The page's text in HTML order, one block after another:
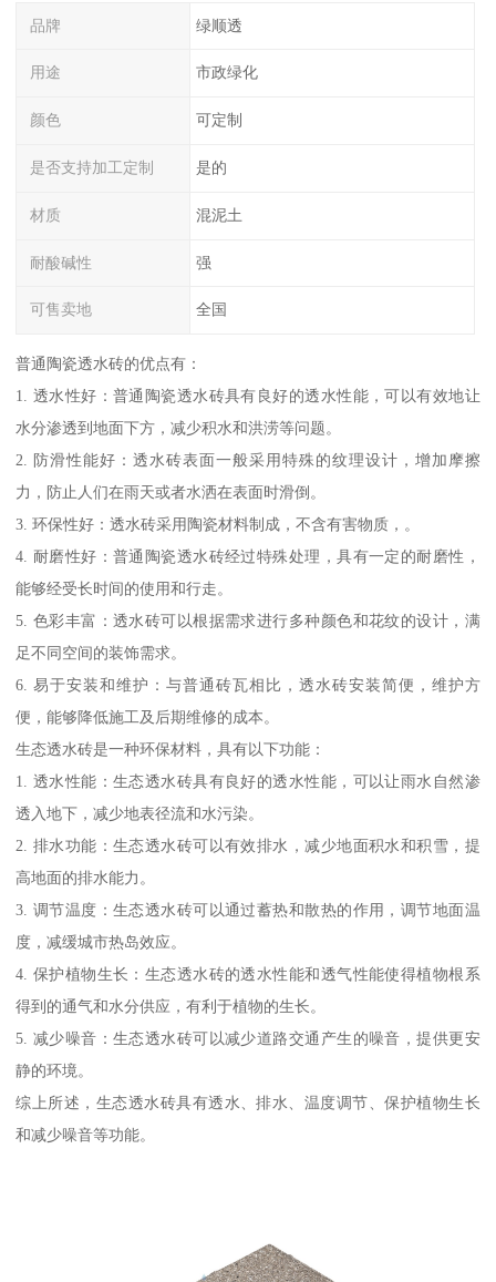
品牌 绿顺透
用途 市政绿化
颜色 可定制
是否支持加工定制 是的
材质 混泥土
耐酸碱性 强
可售卖地 全国
普通陶瓷透水砖的优点有：
1. 透水性好：普通陶瓷透水砖具有良好的透水性能，可以有效地让
水分渗透到地面下方，减少积水和洪涝等问题。
2. 防滑性能好：透水砖表面一般采用特殊的纹理设计，增加摩擦
力，防止人们在雨天或者水洒在表面时滑倒。
3. 环保性好：透水砖采用陶瓷材料制成，不含有害物质，。
4. 耐磨性好：普通陶瓷透水砖经过特殊处理，具有一定的耐磨性，
能够经受长时间的使用和行走。
5. 色彩丰富：透水砖可以根据需求进行多种颜色和花纹的设计，满
足不同空间的装饰需求。
6. 易于安装和维护：与普通砖瓦相比，透水砖安装简便，维护方
便，能够降低施工及后期维修的成本。
生态透水砖是一种环保材料，具有以下功能：
1. 透水性能：生态透水砖具有良好的透水性能，可以让雨水自然渗
透入地下，减少地表径流和水污染。
2. 排水功能：生态透水砖可以有效排水，减少地面积水和积雪，提
高地面的排水能力。
3. 调节温度：生态透水砖可以通过蓄热和散热的作用，调节地面温
度，减缓城市热岛效应。
4. 保护植物生长：生态透水砖的透水性能和透气性能使得植物根系
得到的通气和水分供应，有利于植物的生长。
5. 减少噪音：生态透水砖可以减少道路交通产生的噪音，提供更安
静的环境。
综上所述，生态透水砖具有透水、排水、温度调节、保护植物生长
和减少噪音等功能。